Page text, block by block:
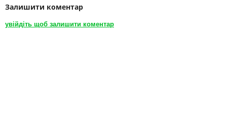
Залишити коментар
увійдіть щоб залишити коментар